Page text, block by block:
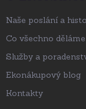
Naše poslání a
Co všechno děláme
Služby a
Ekonákupový blog
Kontakty